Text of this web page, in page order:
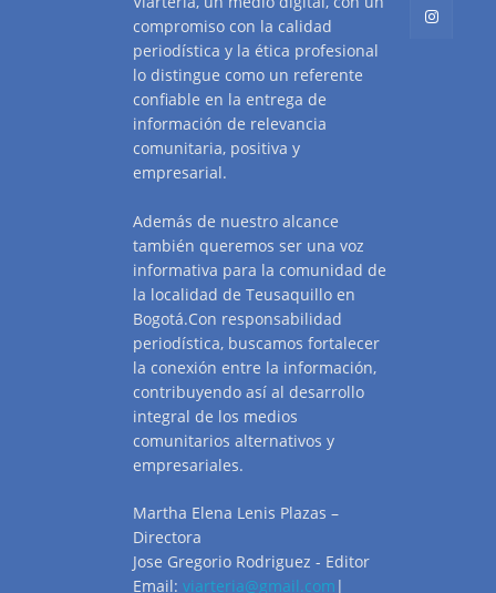
compromiso con la calidad
periodística y la ética profesional
lo distingue como un referente
confiable en la entrega de
información de relevancia
comunitaria, positiva y
empresarial.
Además de nuestro alcance
también queremos ser una voz
informativa para la comunidad de
la localidad de Teusaquillo en
Bogotá.Con responsabilidad
periodística, buscamos fortalecer
la conexión entre la información,
contribuyendo así al desarrollo
integral de los medios
comunitarios alternativos y
empresariales.
Martha Elena Lenis Plazas –
Directora
Jose Gregorio Rodriguez - Editor
Email: viarteria@gmail.com |